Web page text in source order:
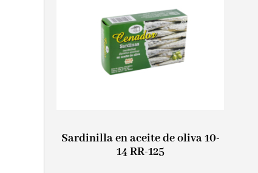
Sardinilla en aceite de oliva 10-
14 RR-125